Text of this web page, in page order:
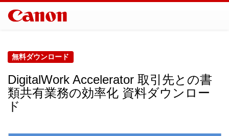
無料ダウンロード
DigitalWork Accelerator 取引先との書
類共有業務の効率化 資料ダウンロー
ド